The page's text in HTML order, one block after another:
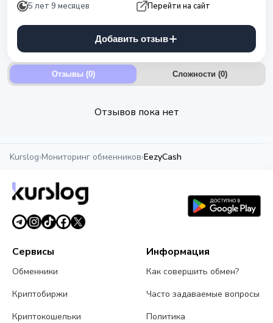
5 лет 9 месяцев
Перейти на сайт
Добавить отзыв
Отзывы (0) Сложности (0)
Отзывов пока нет
Kurslog›Мониторинг обменников›EezyCash
Сервисы
Обменники
Криптобиржи
Криптокошельки
Информация
Как совершить обмен?
Часто задаваемые вопросы
Политика